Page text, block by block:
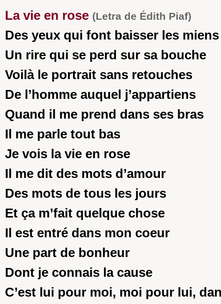
La vie en rose (Letra de Édith Piaf)
Des yeux qui font baisser les miens
Un rire qui se perd sur sa bouche
Voilà le portrait sans retouches
De l’homme auquel j’appartiens
Quand il me prend dans ses bras
Il me parle tout bas
Je vois la vie en rose
Il me dit des mots d’amour
Des mots de tous les jours
Et ça m’fait quelque chose
Il est entré dans mon coeur
Une part de bonheur
Dont je connais la cause
C’est lui pour moi, moi pour lui,